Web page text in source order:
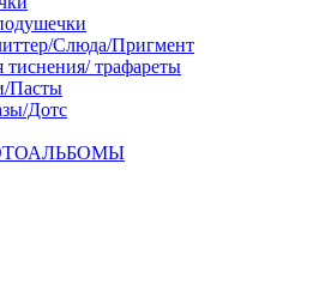
Слюда/Пригмент
трафареты
Пасты
Дотс